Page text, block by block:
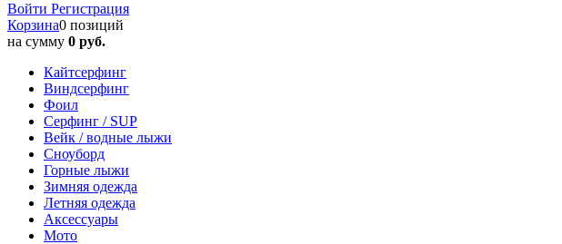
Войти Регистрация
Корзина0 позиций
на сумму 0 руб.
Кайтсерфинг
Виндсерфинг
Фоил
Серфинг / SUP
Вейк / водные лыжи
Сноуборд
Горные лыжи
Зимняя одежда
Летняя одежда
Аксессуары
Мото